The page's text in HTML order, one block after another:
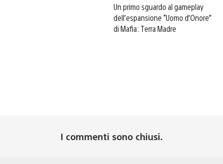
Un primo sguardo al gameplay
dell’espansione “Uomo d’Onore”
di Mafia: Terra Madre
I commenti sono chiusi.